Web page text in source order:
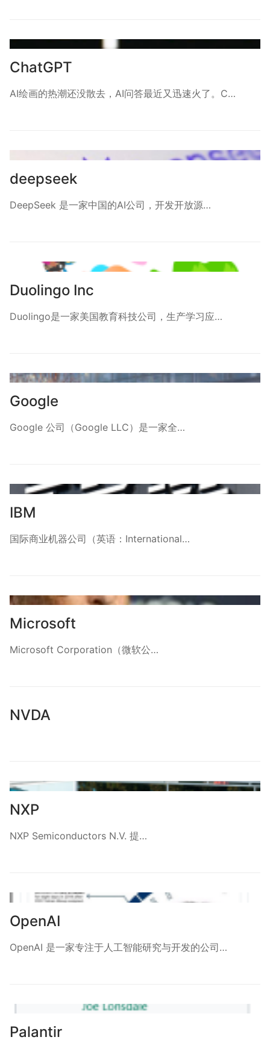
ChatGPT
AI绘画的热潮还没散去，AI问答最近又迅速火了。C…
deepseek
DeepSeek 是一家中国的AI公司，开发开放源…
Duolingo Inc
Duolingo是一家美国教育科技公司，生产学习应…
Google
Google 公司（Google LLC）是一家全…
IBM
国际商业机器公司（英语：International…
Microsoft
Microsoft Corporation（微软公…
NVDA
NXP
NXP Semiconductors N.V. 提…
OpenAI
OpenAI 是一家专注于人工智能研究与开发的公司…
Palantir